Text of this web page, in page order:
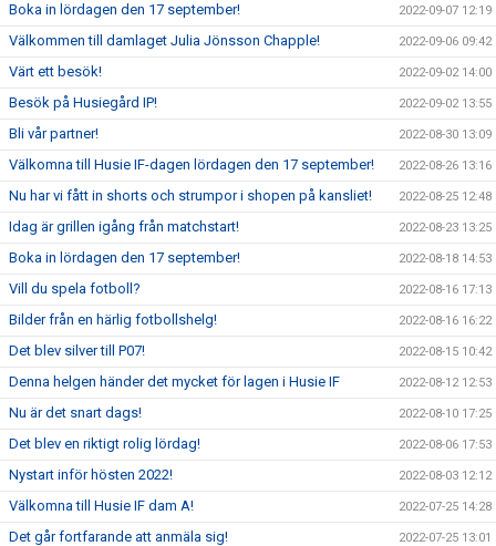
Boka in lördagen den 17 september! 2022-09-07 12:19
Välkommen till damlaget Julia Jönsson Chapple! 2022-09-06 09:42
Värt ett besök! 2022-09-02 14:00
Besök på Husiegård IP! 2022-09-02 13:55
Bli vår partner! 2022-08-30 13:09
Välkomna till Husie IF-dagen lördagen den 17 september! 2022-08-26 13:16
Nu har vi fått in shorts och strumpor i shopen på kansliet! 2022-08-25 12:48
Idag är grillen igång från matchstart! 2022-08-23 13:25
Boka in lördagen den 17 september! 2022-08-18 14:53
Vill du spela fotboll? 2022-08-16 17:13
Bilder från en härlig fotbollshelg! 2022-08-16 16:22
Det blev silver till P07! 2022-08-15 10:42
Denna helgen händer det mycket för lagen i Husie IF 2022-08-12 12:53
Nu är det snart dags! 2022-08-10 17:25
Det blev en riktigt rolig lördag! 2022-08-06 17:53
Nystart inför hösten 2022! 2022-08-03 12:12
Välkomna till Husie IF dam A! 2022-07-25 14:28
Det går fortfarande att anmäla sig! 2022-07-25 13:01